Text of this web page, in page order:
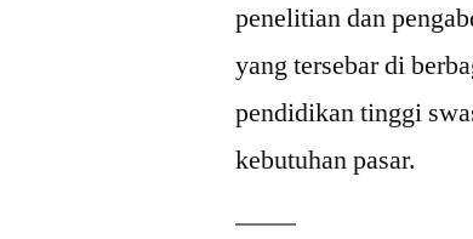
penelitian dan
yang tersebar di
pendidikan tinggi
kebutuhan pasar.